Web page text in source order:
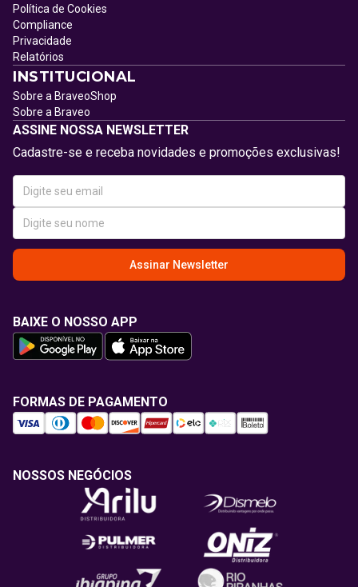
Política de Cookies
Compliance
Privacidade
Relatórios
INSTITUCIONAL
Sobre a BraveoShop
Sobre a Braveo
ASSINE NOSSA NEWSLETTER
Cadastre-se e receba novidades e promoções exclusivas!
Assinar Newsletter
BAIXE O NOSSO APP
FORMAS DE PAGAMENTO
NOSSOS NEGÓCIOS